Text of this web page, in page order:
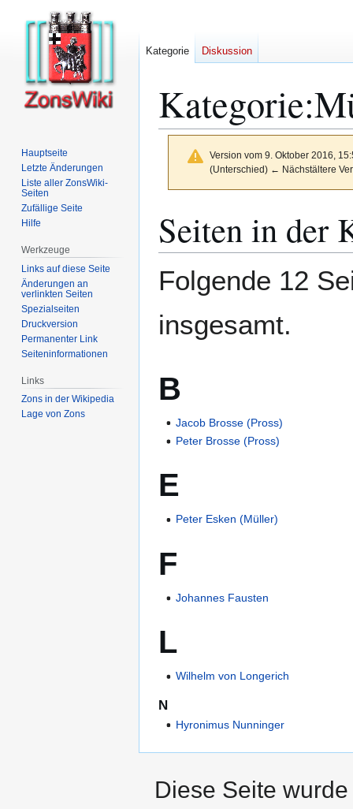
Kategorie:
Version vom 9. Oktober 2016,
(Unterschied) ← Nächstältere
Navigation
springen
Suche
springen
Seiten in der
Folgende 12
insgesamt.
B
Jacob Brosse (Pross)
Peter Brosse (Pross)
E
Peter Esken (Müller)
F
Johannes Fausten
L
Wilhelm von Longerich
N
Hyronimus Nunninger
Kategorie Diskussion
Hauptseite
Letzte Änderungen
Liste aller ZonsWiki-
Seiten
Zufällige Seite
Hilfe
Werkzeuge
Links auf diese Seite
Änderungen an
verlinkten Seiten
Spezialseiten
Druckversion
Permanenter Link
Seiten­­informationen
Links
Zons in der Wikipedia
Lage von Zons
Diese Seite